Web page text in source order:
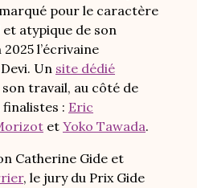
pour le caractère
atypique de son
l’écrivaine
Un site dédié
travail, au côté de
: Eric
et Yoko Tawada.
Catherine Gide et
, le jury du Prix Gide